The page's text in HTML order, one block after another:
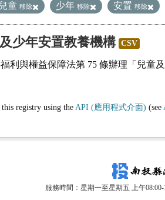
兒童 移除 少年 移除 安置 移除
少年安置教養機構 CSV
利與權益保障法第 75 條辦理「兒童
this registry using theAPI (應用程式介面) (see
服務時間：星期一至星期五 上午